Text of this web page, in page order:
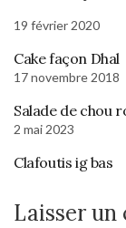
19 février 2020
Cake façon Dhal
17 novembre 2018
Salade de chou
2 mai 2023
Clafoutis ig bas
Laisser